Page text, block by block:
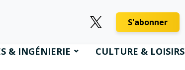
S'abonner
& INGÉNIERIE CULTURE & LOISIRS